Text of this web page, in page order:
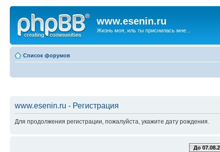
www.esenin.ru
Жизнь моя, иль ты приснилась мне...
Список форумов
www.esenin.ru - Регистрация
Для продолжения регистрации, пожалуйста, укажите дату рождения.
До